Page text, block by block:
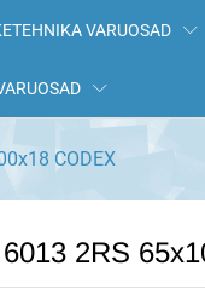
VARUOSAD
CODEX
2RS